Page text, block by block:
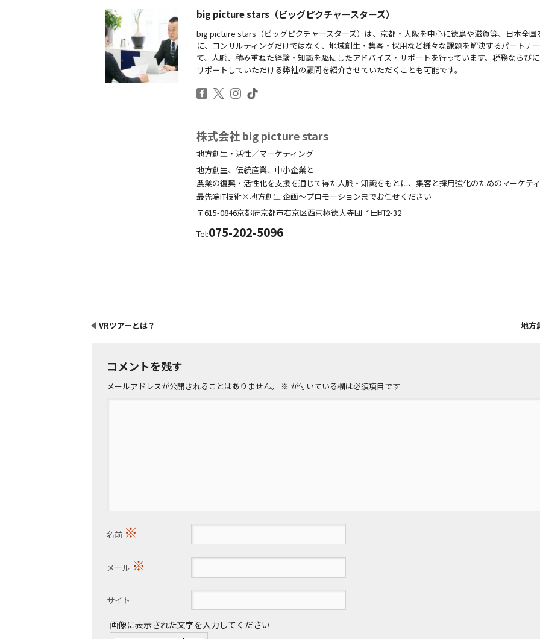
big picture stars（ビッグピクチャースターズ）
big picture stars（ビッグピクチャースターズ）は、京都・大阪を中心に徳島や滋賀等、日本全国
に、コンサルティングだけではなく、地域創生・集客・採用など様々な課題を解決するパートナ
て、人脈、積み重ねた経験・知識を駆使したアドバイス・サポートを行っています。税務ならび
サポートしていただける弊社の顧問を紹介させていただくことも可能です。
株式会社 big picture stars
地方創生・活性／マーケティング
地方創生、伝統産業、中小企業と
農業の復興・活性化を支援を通じて得た人脈・知識をもとに、集客と採用強化のためのマーケテ
最先端IT技術×地方創生 企画～プロモーションまでお任せください
〒615-0846京都府京都市右京区西京極徳大寺団子田町2-32
Tel:075-202-5096
VRツアーとは？ 地方
コメントを残す
メールアドレスが公開されることはありません。 ※ が付いている欄は必須項目です
名前 ※
メール ※
サイト
画像に表示された文字を入力してください